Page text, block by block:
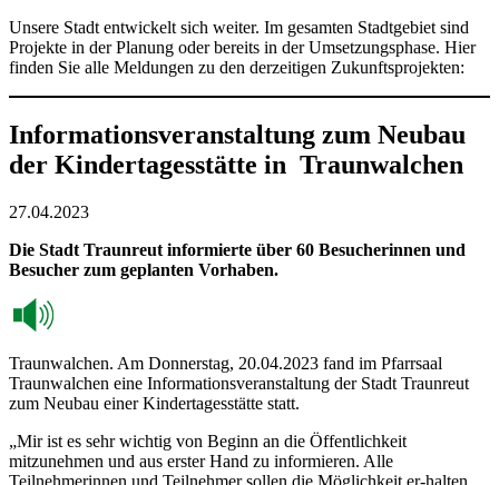
Unsere Stadt entwickelt sich weiter. Im gesamten Stadtgebiet sind
Projekte in der Planung oder bereits in der Umsetzungsphase. Hier
finden Sie alle Meldungen zu den derzeitigen Zukunftsprojekten:
Informationsveranstaltung zum Neubau
der Kindertagesstätte in Traunwalchen
27.04.2023
Die Stadt Traunreut informierte über 60 Besucherinnen und
Besucher zum geplanten Vorhaben.
Traunwalchen. Am Donnerstag, 20.04.2023 fand im Pfarrsaal
Traunwalchen eine Informationsveranstaltung der Stadt Traunreut
zum Neubau einer Kindertagesstätte statt.
„Mir ist es sehr wichtig von Beginn an die Öffentlichkeit
mitzunehmen und aus erster Hand zu informieren. Alle
Teilnehmerinnen und Teilnehmer sollen die Möglichkeit er-halten